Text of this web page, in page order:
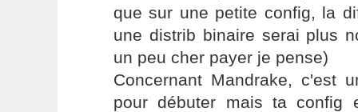
que sur une petite config, la
une distrib binaire serai plus
un peu cher payer je pense)
Concernant Mandrake, c'est
pour débuter mais ta config